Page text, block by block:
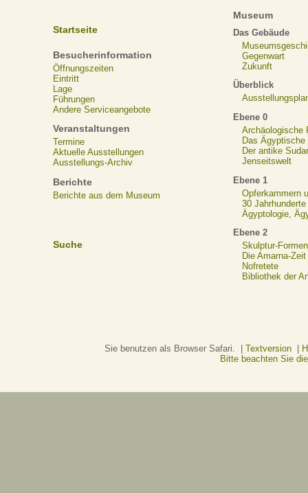
Startseite
Besucherinformation
Öffnungszeiten
Eintritt
Lage
Führungen
Andere Serviceangebote
Veranstaltungen
Termine
Aktuelle Ausstellungen
Ausstellungs-Archiv
Berichte
Berichte aus dem Museum
Suche
Museum
Das Gebäude
Gegenwart
Zukunft
Überblick
Ebene 0
Archäologische
Das Ägyptische
Der antike
Jenseitswelt
Ebene 1
Opferkammern
30
Ägyptologie,
Ebene 2
Skulptur-Formen
Die Amarna-Zeit
Nofretete
Bibliothek der
Sie benutzen als Browser Safari. | Textversion|
Bitte beachten Sie